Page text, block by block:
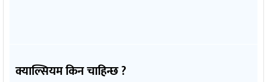
क्याल्सियम किन चाहिन्छ ?